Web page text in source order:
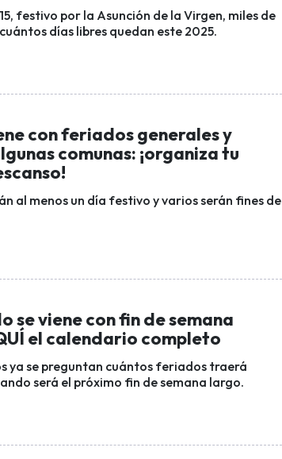
festivo por la Asunción de la Virgen, miles de
días libres quedan este 2025.
con feriados generales y
comunas: ¡organiza tu
al menos un día festivo y varios serán fines de
se viene con fin de semana
el calendario completo
ya se preguntan cuántos feriados traerá
será el próximo fin de semana largo.